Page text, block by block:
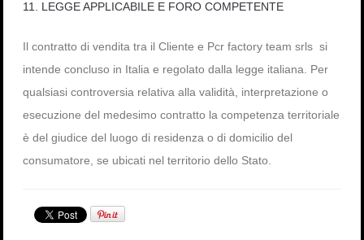
11. LEGGE APPLICABILE E FORO COMPETENTE
Il contratto di vendita tra il Cliente e Pcr factory team srls si
intende concluso in Italia e regolato dalla legge italiana. Per
qualsiasi controversia relativa alla validità, interpretazione o
esecuzione del medesimo contratto la competenza territoriale
è del giudice del luogo di residenza o di domicilio del
consumatore, se ubicati nel territorio dello Stato.